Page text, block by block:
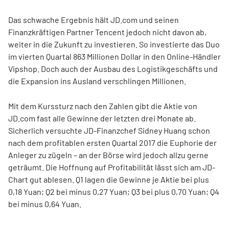
Das schwache Ergebnis hält JD.com und seinen
Finanzkräftigen Partner Tencent jedoch nicht davon ab,
weiter in die Zukunft zu investieren. So investierte das Duo
im vierten Quartal 863 Millionen Dollar in den Online-Händler
Vipshop. Doch auch der Ausbau des Logistikgeschäfts und
die Expansion ins Ausland verschlingen Millionen.
Mit dem Kurssturz nach den Zahlen gibt die Aktie von
JD.com fast alle Gewinne der letzten drei Monate ab.
Sicherlich versuchte JD-Finanzchef Sidney Huang schon
nach dem profitablen ersten Quartal 2017 die Euphorie der
Anleger zu zügeln – an der Börse wird jedoch allzu gerne
geträumt. Die Hoffnung auf Profitabilität lässt sich am JD-
Chart gut ablesen. Q1 lagen die Gewinne je Aktie bei plus
0,18 Yuan; Q2 bei minus 0,27 Yuan; Q3 bei plus 0,70 Yuan; Q4
bei minus 0,64 Yuan.